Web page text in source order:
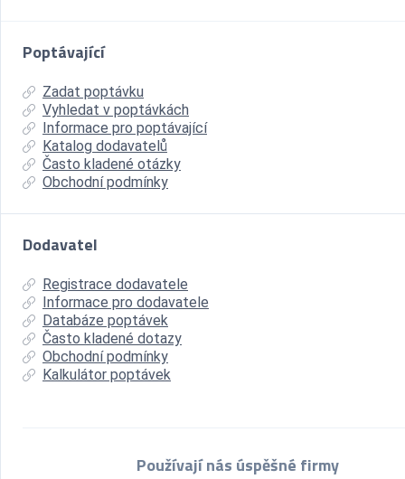
Poptávající
Zadat poptávku
Vyhledat v poptávkách
Informace pro poptávající
Katalog dodavatelů
Často kladené otázky
Obchodní podmínky
Dodavatel
Registrace dodavatele
Informace pro dodavatele
Databáze poptávek
Často kladené dotazy
Obchodní podmínky
Kalkulátor poptávek
Používají nás úspěšné firmy